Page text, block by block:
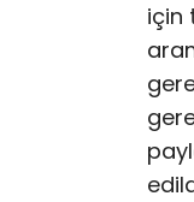
için